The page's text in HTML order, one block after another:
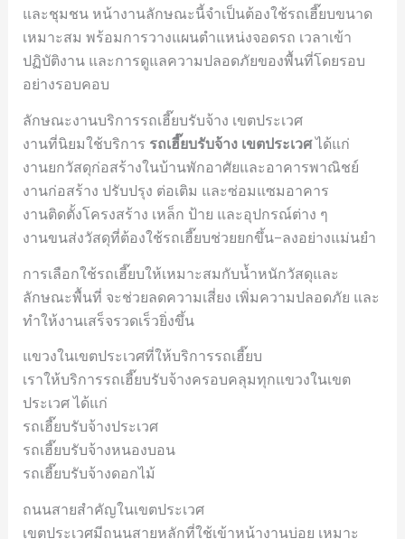
และชุมชน หน้างานลักษณะนี้จำเป็นต้องใช้รถเฮี๊ยบขนาด
เหมาะสม พร้อมการวางแผนตำแหน่งจอดรถ เวลาเข้า
ปฏิบัติงาน และการดูแลความปลอดภัยของพื้นที่โดยรอบ
อย่างรอบคอบ
ลักษณะงานบริการรถเฮี๊ยบรับจ้าง เขตประเวศ
งานที่นิยมใช้บริการ รถเฮี๊ยบรับจ้าง เขตประเวศได้แก่
งานยกวัสดุก่อสร้างในบ้านพักอาศัยและอาคารพาณิชย์
งานก่อสร้าง ปรับปรุง ต่อเติม และซ่อมแซมอาคาร
งานติดตั้งโครงสร้าง เหล็ก ป้าย และอุปกรณ์ต่าง ๆ
งานขนส่งวัสดุที่ต้องใช้รถเฮี๊ยบช่วยยกขึ้น–ลงอย่างแม่นยำ
การเลือกใช้รถเฮี๊ยบให้เหมาะสมกับน้ำหนักวัสดุและ
ลักษณะพื้นที่ จะช่วยลดความเสี่ยง เพิ่มความปลอดภัย และ
ทำให้งานเสร็จรวดเร็วยิ่งขึ้น
แขวงในเขตประเวศที่ให้บริการรถเฮี๊ยบ
เราให้บริการรถเฮี๊ยบรับจ้างครอบคลุมทุกแขวงในเขต
ประเวศ ได้แก่
รถเฮี๊ยบรับจ้างประเวศ
รถเฮี๊ยบรับจ้างหนองบอน
รถเฮี๊ยบรับจ้างดอกไม้
ถนนสายสำคัญในเขตประเวศ
เขตประเวศมีถนนสายหลักที่ใช้เข้าหน้างานบ่อย เหมาะ